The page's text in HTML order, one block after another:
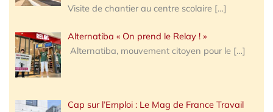
Visite de chantier au centre scolaire […]
Alternatiba « On prend le Relay ! »
Alternatiba, mouvement citoyen pour le […]
Cap sur l’Emploi : Le Mag de France Travail